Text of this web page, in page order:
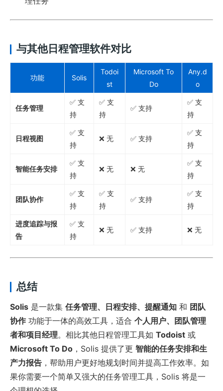
与其他日程管理软件对比
功能 Solis
Todoi
st
Microsoft To
Do
Any.d
o
任务管理
✅ 支
持
✅ 支
持
✅ 支持
✅ 支
持
日程视图
✅ 支
持
❌ 无 ✅ 支持
✅ 支
持
智能任务安排
✅ 支
持
❌ 无 ❌ 无
✅ 支
持
团队协作
✅ 支
持
✅ 支
持
✅ 支持
✅ 支
持
进度追踪与报
告
✅ 支
持
❌ 无 ✅ 支持 ❌ 无
总结
Solis 是一款集 任务管理、日程安排、提醒通知 和 团队
协作 功能于一体的高效工具，适合 个人用户、团队管理
者和项目经理。相比其他日程管理工具如 Todoist 或
Microsoft To Do ，Solis 提供了更 智能的任务安排和生
产力报告 ，帮助用户更好地规划时间并提高工作效率。如
果你需要一个简单又强大的任务管理工具，Solis 将是一